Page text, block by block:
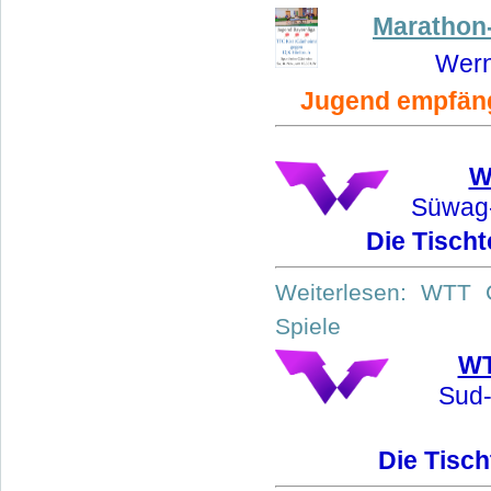
Jugend
Die
Weiterlesen: WTT
Spiele
Die